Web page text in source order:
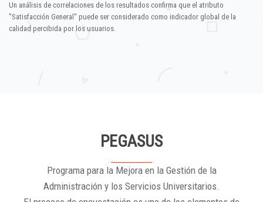
Un análisis de correlaciones de los resultados confirma que el atributo
"Satisfacción General" puede ser considerado como indicador global de la
calidad percibida por los usuarios.
PEGASUS
Programa para la Mejora en la Gestión de la
Administración y los Servicios Universitarios.